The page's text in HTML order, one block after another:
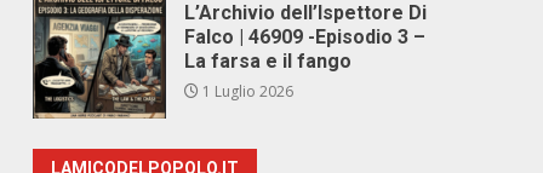
L’Archivio dell’Ispettore Di
Falco | 46909 -Episodio 3 –
La farsa e il fango
1 Luglio 2026
LAMICODELPOPOLO.IT